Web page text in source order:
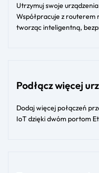
Utrzymuj swoje
Współpracuje z
tworząc inteligentną,
Podłącz więcej
Dodaj więcej połączeń
IoT dzięki dwóm portom